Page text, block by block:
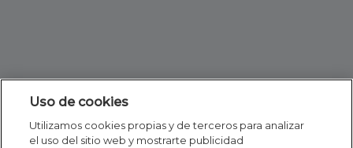
Uso de cookies
Utilizamos cookies propias y de terceros para analizar
el uso del sitio web y mostrarte publicidad